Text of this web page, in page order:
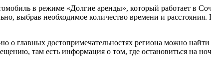
в режиме «Долгие аренды», который работает в
выбрав необходимое количество времени и расстояния.
главных достопримечательностях региона можно найти
там есть информация о том, где остановиться на